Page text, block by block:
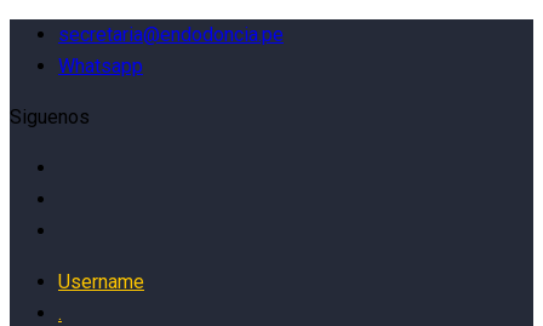
secretaria@endodoncia.pe
Whatsapp
Siguenos
Username
.